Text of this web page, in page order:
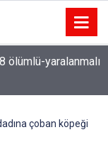
ölümlü-yaralanmalı
çoban köpeği